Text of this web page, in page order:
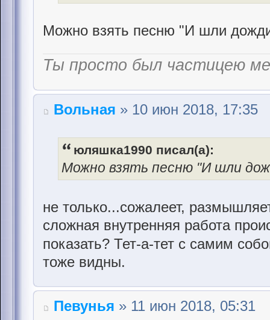
Можно взять песню "И шли
Ты просто был частицею
Вольная » 10 июн 2018, 17:35
юляшка1990 писал(а):
Можно взять песню "И шли
не только...сожалеет,
сложная внутренняя работа
показать? Тет-а-тет с самим
тоже видны.
Певунья » 11 июн 2018, 05:31